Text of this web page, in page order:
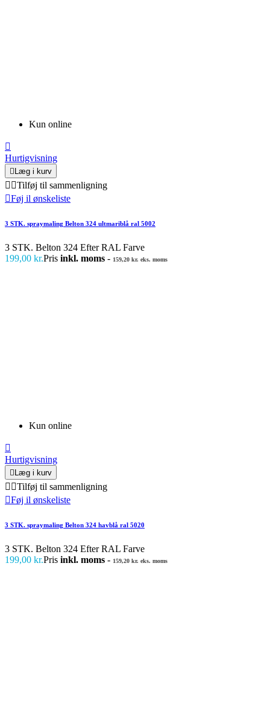
Kun online

Hurtigvisning
 Læg i kurv
 Tilføj til sammenligning
Føj il ønskeliste
3 STK. spraymaling Belton 324 ultmariblå ral 5002
3 STK. Belton 324 Efter RAL Farve
199,00 kr.Pris inkl. moms - 159,20 kr. eks. moms
Kun online

Hurtigvisning
 Læg i kurv
 Tilføj til sammenligning
Føj il ønskeliste
3 STK. spraymaling Belton 324 havblå ral 5020
3 STK. Belton 324 Efter RAL Farve
199,00 kr.Pris inkl. moms - 159,20 kr. eks. moms